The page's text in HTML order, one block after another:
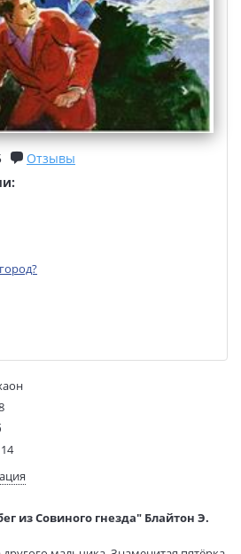
Отзывы
А.
из Совиного гнезда" Блайтон Э.